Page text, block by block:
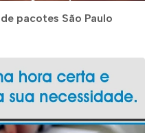
pacotes São Paulo